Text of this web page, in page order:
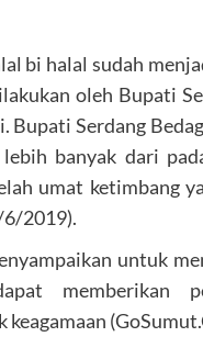
bi halal sudah
oleh Bupati
Bupati Serdang
banyak dari
umat ketimbang
6/2019).
untuk
memberikan